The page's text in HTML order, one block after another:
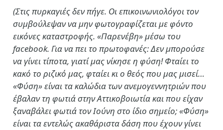
(Στις πυρκαγιές δεν πήγε. Οι επικοινωνιολόγοι τον
συμβούλεψαν να μην φωτογραφίζεται με φόντο
εικόνες καταστροφής. «Παρενέβη» μέσω του
facebook. Για να πει το πρωτοφανές: Δεν μπορούσε
να γίνει τίποτα, γιατί μας νίκησε η φύση! Φταίει το
κακό το ριζικό μας, φταίει κι ο θεός που μας μισεί…
«Φύση» είναι τα καλώδια των ανεμογεννητριών που
έβαλαν τη φωτιά στην Αττικοβοιωτία και που είχαν
ξαναβάλει φωτιά τον Ιούνη στο ίδιο σημείο; «Φύση»
είναι τα εντελώς ακαθάριστα δάση που έχουν γίνει